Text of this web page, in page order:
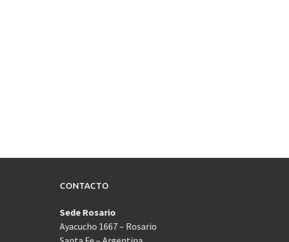
CONTACTO
Sede Rosario
Ayacucho 1667 – Rosario